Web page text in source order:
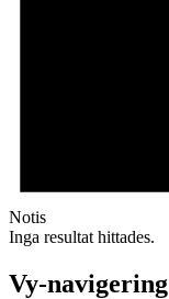
Notis
Inga resultat hittades.
Vy-navigering